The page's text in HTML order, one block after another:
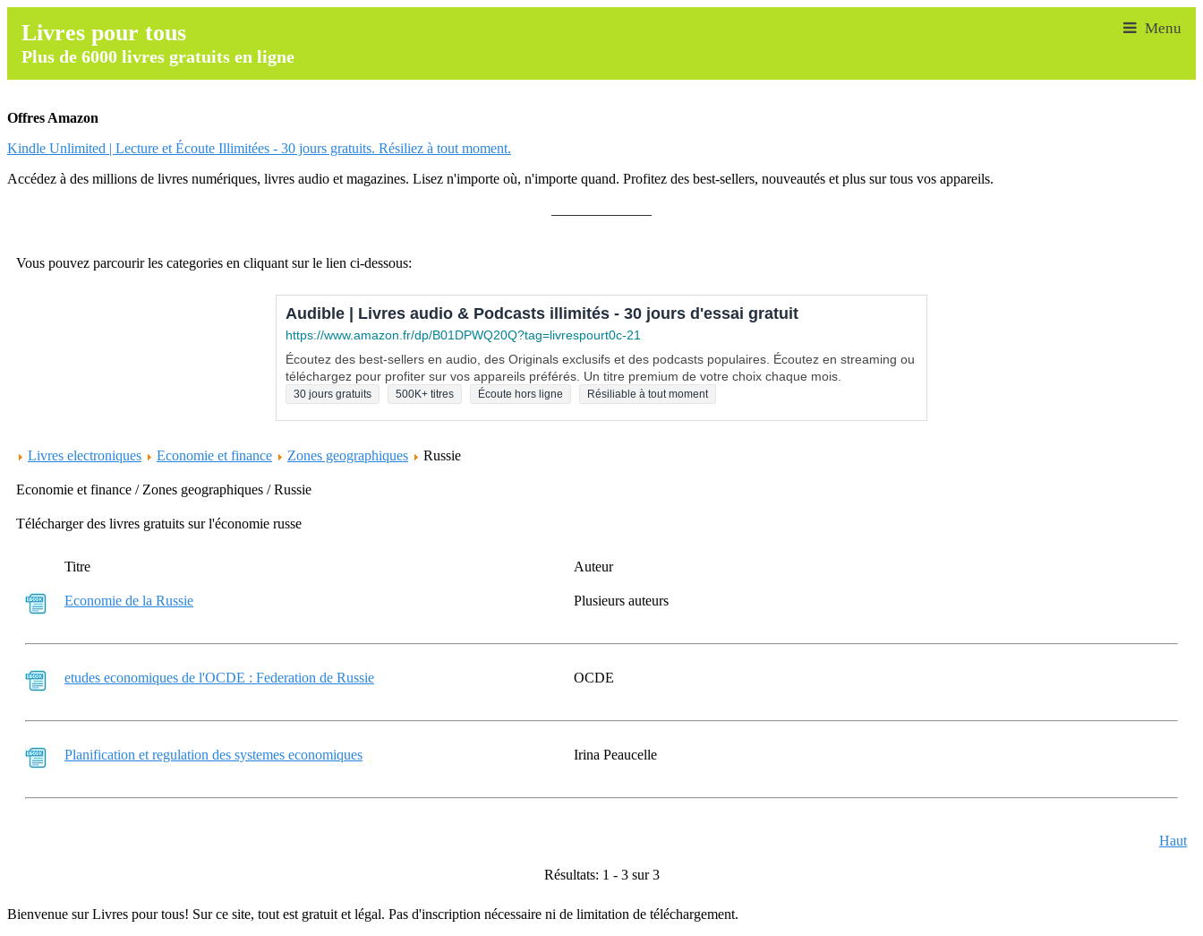
Livres pour tous
Plus de 6000 livres gratuits en ligne
Offres Amazon
Kindle Unlimited | Lecture et Écoute Illimitées - 30 jours gratuits. Résiliez à tout moment.
Accédez à des millions de livres numériques, livres audio et magazines. Lisez n'importe où, n'importe quand. Profitez des best-sellers, nouveautés et plus sur tous vos appareils.
Vous pouvez parcourir les categories en cliquant sur le lien ci-dessous:
Audible | Livres audio & Podcasts illimités - 30 jours d'essai gratuit
https://www.amazon.fr/dp/B01DPWQ20Q?tag=livrespourt0c-21
Écoutez des best-sellers en audio, des Originals exclusifs et des podcasts populaires. Écoutez en streaming ou
téléchargez pour profiter sur vos appareils préférés. Un titre premium de votre choix chaque mois.
30 jours gratuits 500K+ titres Écoute hors ligne Résiliable à tout moment
Livres electroniques Economie et finance Zones geographiques Russie
Economie et finance / Zones geographiques / Russie
Télécharger des livres gratuits sur l'économie russe
Titre Auteur
Economie de la Russie Plusieurs auteurs
etudes economiques de l'OCDE : Federation de Russie OCDE
Planification et regulation des systemes economiques Irina Peaucelle
Haut
Résultats: 1 - 3 sur 3
Bienvenue sur Livres pour tous! Sur ce site, tout est gratuit et légal. Pas d'inscription nécessaire ni de limitation de téléchargement.